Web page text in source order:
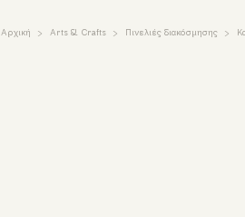
Αρχική Arts & Crafts Πινελιές διακόσμησης